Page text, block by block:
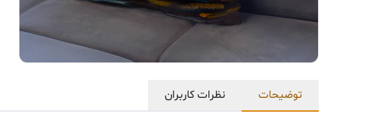
توضیحات نظرات کاربران